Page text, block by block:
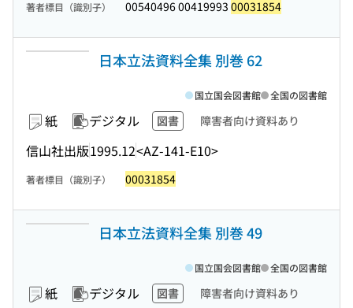
著者標目（識別子） 00540496 00419993 00031854
日本立法資料全集 別巻 62
紙 デジタル 図書 障害者向け資料あり
信山社出版1995.12<AZ-141-E10>
国立国会図書館 全国の図書館
著者標目（識別子） 00031854
日本立法資料全集 別巻 49
紙 デジタル 図書 障害者向け資料あり
国立国会図書館 全国の図書館